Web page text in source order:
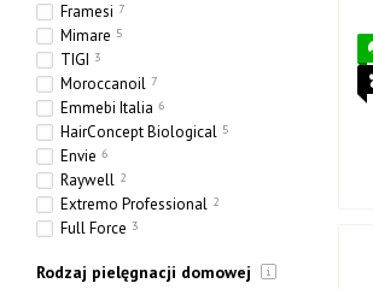
Framesi 7
Mimare 5
TIGI 3
Moroccanoil 7
Emmebi Italia 6
HairConcept Biological 5
Envie 6
Raywell 2
Extremo Professional 2
Full Force 3
Rodzaj pielęgnacji domowej